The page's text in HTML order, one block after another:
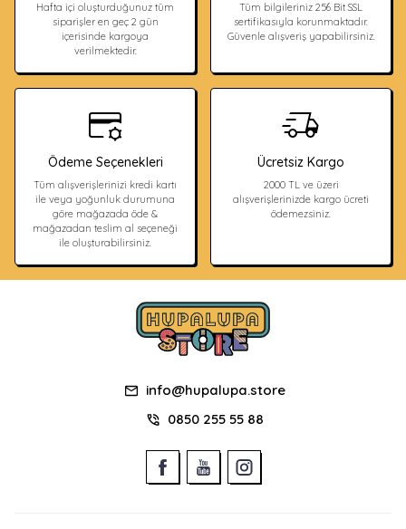
Hafta içi oluşturduğunuz tüm
siparişler en geç 2 gün
içerisinde kargoya
verilmektedir.
Tüm bilgileriniz 256 Bit SSL
sertifikasıyla korunmaktadır.
Güvenle alışveriş yapabilirsiniz.
Ödeme Seçenekleri
Tüm alışverişlerinizi kredi kartı
ile veya yoğunluk durumuna
göre mağazada öde &
mağazadan teslim al seçeneği
ile oluşturabilirsiniz.
Ücretsiz Kargo
2000 TL ve üzeri
alışverişlerinizde kargo ücreti
ödemezsiniz.
info@hupalupa.store
0850 255 55 88